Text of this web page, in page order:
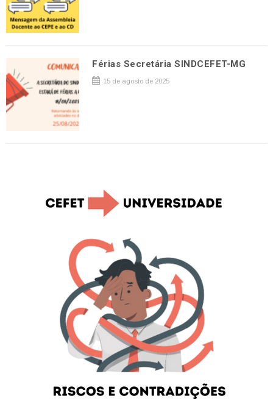
Férias Secretária SINDCEFET-MG
15 de agosto de 2025